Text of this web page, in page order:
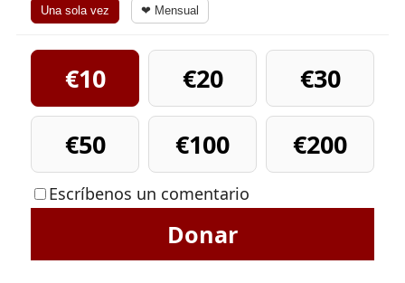
Una sola vez ❤ Mensual
€10 €20
€30
€50
€100 €200
Escríbenos un comentario
Donar